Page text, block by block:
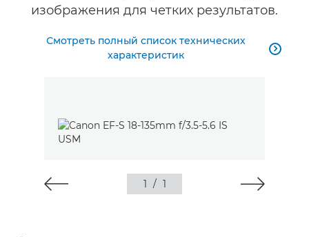
изображения для четких результатов.
Смотреть полный список технических
характеристик

1 / 1